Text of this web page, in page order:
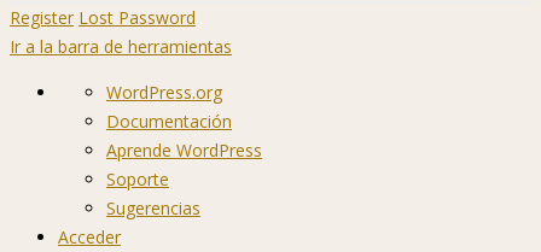
Register Lost Password
Ir a la barra de herramientas
Acerca
WordPress
WordPress.org
Documentación
Aprende WordPress
Soporte
Sugerencias
Acceder